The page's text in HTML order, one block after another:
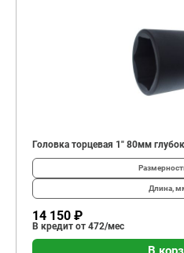
Головка торцевая 1" 80мм
Длина,
14 150 ₽
В кредит от 472/мес